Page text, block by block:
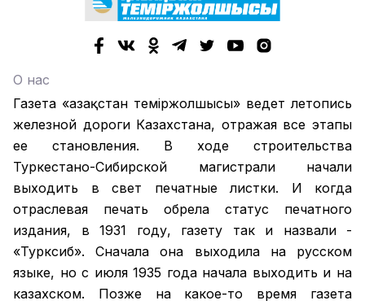
О нас
Газета «Қазақстан теміржолшысы» ведет летопись
железной дороги Казахстана, отражая все этапы
ее становления. В ходе строительства
Туркестано-Сибирской магистрали начали
выходить в свет печатные листки. И когда
отраслевая печать обрела статус печатного
издания, в 1931 году, газету так и назвали -
«Турксиб». Сначала она выходила на русском
языке, но с июля 1935 года начала выходить и на
казахском. Позже на какое-то время газета